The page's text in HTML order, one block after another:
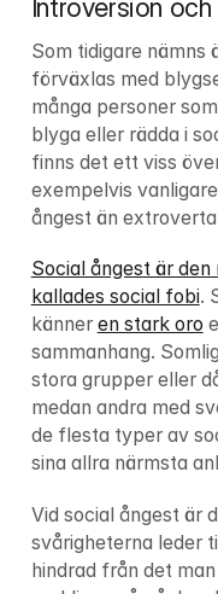
Introversion
Som tidigare nämns
förväxlas med
många personer
blyga eller rädda i
finns det ett viss
exempelvis
ångest än
Social ångest är
kallades social fobi.
känner en stark oro
sammanhang.
stora grupper eller
medan andra med
de flesta typer av
sina allra närmsta
Vid social ångest är
svårigheterna leder
hindrad från det